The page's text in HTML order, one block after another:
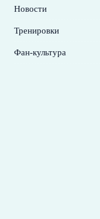
Новости
Тренировки
Фан-культура